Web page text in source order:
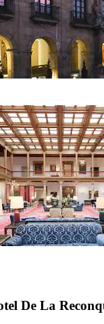
De La